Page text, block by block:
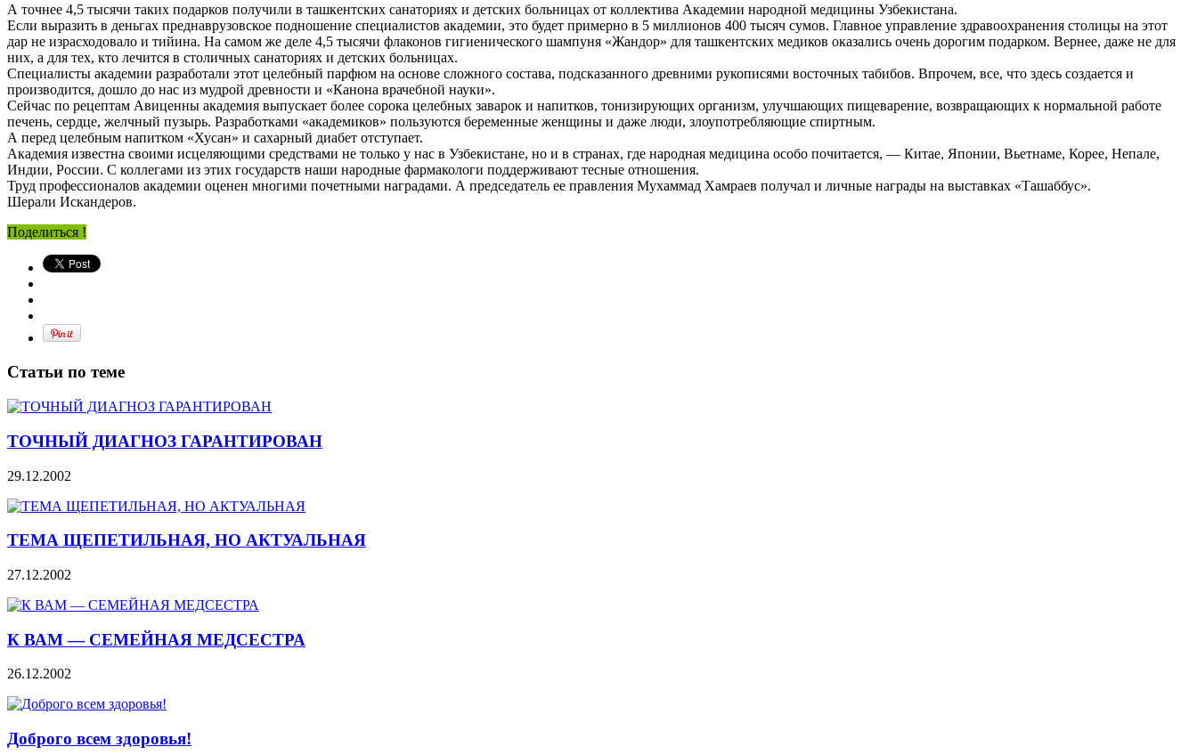
А точнее 4,5 тысячи таких подарков получили в ташкентских санаториях и детских больницах от коллектива Академии народной медицины Узбекистана.
Если выразить в деньгах преднаврузовское подношение специалистов академии, это будет примерно в 5 миллионов 400 тысяч сумов. Главное управление здравоохранения столицы на этот
дар не израсходовало и тийина. На самом же деле 4,5 тысячи флаконов гигиенического шампуня «Жандор» для ташкентских медиков оказались очень дорогим подарком. Вернее, даже не для
них, а для тех, кто лечится в столичных санаториях и детских больницах.
Специалисты академии разработали этот целебный парфюм на основе сложного состава, подсказанного древними рукописями восточных табибов. Впрочем, все, что здесь создается и
производится, дошло до нас из мудрой древности и «Канона врачебной науки».
Сейчас по рецептам Авиценны академия выпускает более сорока целебных заварок и напитков, тонизирующих организм, улучшающих пищеварение, возвращающих к нормальной работе
печень, сердце, желчный пузырь. Разработками «академиков» пользуются беременные женщины и даже люди, злоупотребляющие спиртным.
А перед целебным напитком «Хусан» и сахарный диабет отступает.
Академия известна своими исцеляющими средствами не только у нас в Узбекистане, но и в странах, где народная медицина особо почитается, — Китае, Японии, Вьетнаме, Корее, Непале,
Индии, России. С коллегами из этих государств наши народные фармакологи поддерживают тесные отношения.
Труд профессионалов академии оценен многими почетными наградами. А председатель ее правления Мухаммад Хамраев получал и личные награды на выставках «Ташаббус».
Шерали Искандеров.
Поделиться !
Статьи по теме
ТОЧНЫЙ ДИАГНОЗ ГАРАНТИРОВАН
29.12.2002
ТЕМА ЩЕПЕТИЛЬНАЯ, НО АКТУАЛЬНАЯ
27.12.2002
К ВАМ — СЕМЕЙНАЯ МЕДСЕСТРА
26.12.2002
Доброго всем здоровья!